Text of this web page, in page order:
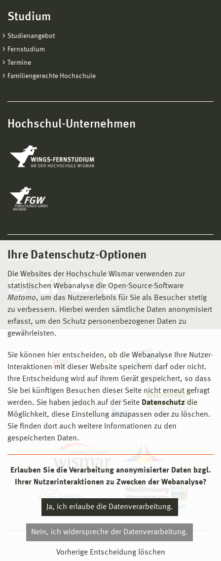
Ihre Datenschutz-Optionen
Die Websites der Hochschule Wismar verwenden zur
statistischen Webanalyse die Open-Source-Software
Matomo, um das Nutzererlebnis für Sie als Besucher stetig
zu verbessern. Hierbei werden sämtliche Daten anonymisiert
erfasst, um den Schutz personenbezogener Daten zu
gewährleisten.
Sie können hier entscheiden, ob die Webanalyse Ihre Nutzer-
Interaktionen mit dieser Website speichern darf oder nicht.
Ihre Entscheidung wird auf ihrem Gerät gespeichert, so dass
Sie bei künftigen Besuchen dieser Seite nicht erneut gefragt
werden. Sie haben jedoch auf der Seite Datenschutz die
Möglichkeit, diese Einstellung anzupassen oder zu löschen.
Sie finden dort auch weitere Informationen zu den
gespeicherten Daten.
Erlauben Sie die Verarbeitung anonymisierter Daten bzgl.
Ihrer Nutzerinteraktionen zu Zwecken der Webanalyse?
Ja, ich erlaube die Datenverarbeitung.
Nein, ich widerspreche der Datenverarbeitung.
Vorherige Entscheidung löschen
Studium
Studienangebot
Fernstudium
Termine
Familiengerechte Hochschule
Hochschul-Unternehmen
Social Media